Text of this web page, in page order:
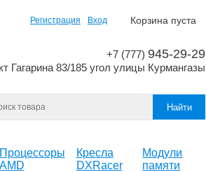
Корзина пуста
Регистрация Вход
+7 (777) 945-29-29
Гагарина 83/185 угол улицы Курмангазы
Процессоры
AMD
Кресла
DXRacer
Модули
памяти